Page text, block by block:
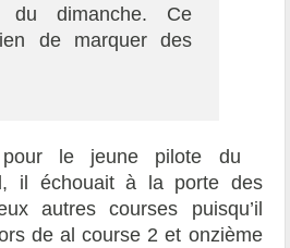
du dimanche. Ce
de marquer des
pour le jeune pilote du
il échouait à la porte des
autres courses puisqu’il
de al course 2 et onzième